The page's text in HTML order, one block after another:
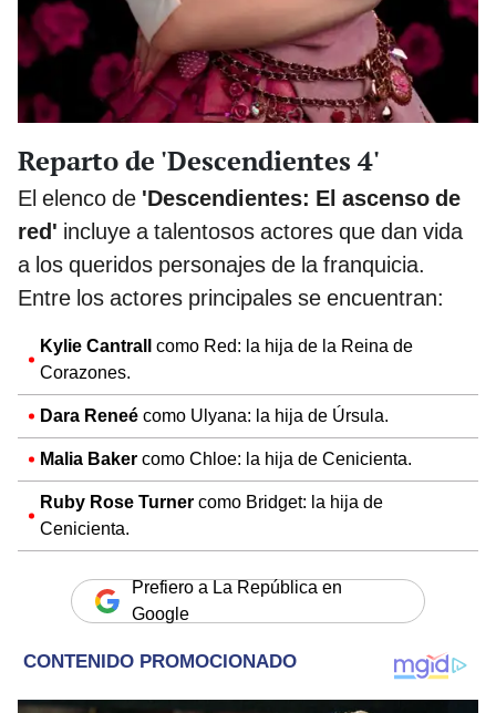
Reparto de 'Descendientes 4'
El elenco de 'Descendientes: El ascenso de
red' incluye a talentosos actores que dan vida
a los queridos personajes de la franquicia.
Entre los actores principales se encuentran:
Kylie Cantrall como Red: la hija de la Reina de
Corazones.
Dara Reneé como Ulyana: la hija de Úrsula.
Malia Baker como Chloe: la hija de Cenicienta.
Ruby Rose Turner como Bridget: la hija de
Cenicienta.
Prefiero a La República en
Google